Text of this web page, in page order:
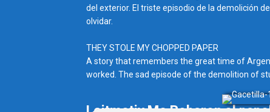
del exterior. El triste episodio de la demolición
olvidar.
THEY STOLE MY CHOPPED PAPER
A story that remembers the great time of
worked. The sad episode of the demolition of